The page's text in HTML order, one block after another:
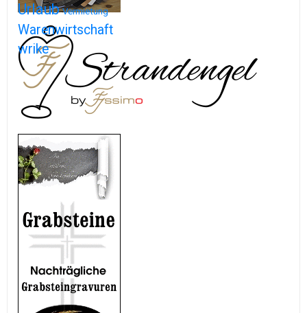
Urlaub Vermietung
Warenwirtschaft
wrike